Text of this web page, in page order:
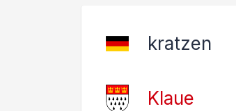
kratzen
Klaue